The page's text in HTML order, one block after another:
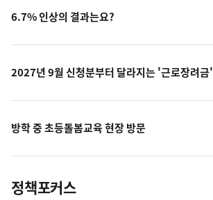
6.7% 인상의 결과는요?
2027년 9월 신청분부터 달라지는 '근로장려금'
방학 중 초등돌봄교육 현장 방문
정책포커스